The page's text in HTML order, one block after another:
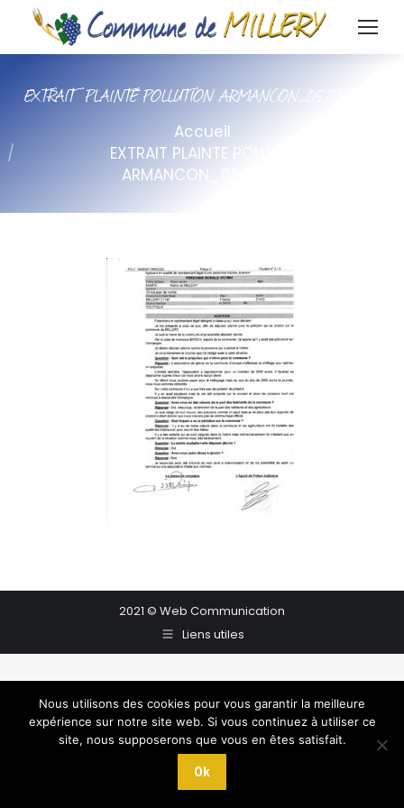
EXTRAIT PLAINTE POLLUTION ARMANCON_05.07.2022
Accueil
EXTRAIT PLAINTE POLLUTION
ARMANCON_05.07.2022
2021 © Web Communication
Liens utiles
Nous utilisons des cookies pour vous garantir la meilleure
expérience sur notre site web. Si vous continuez à utiliser ce
site, nous supposerons que vous en êtes satisfait.
Ok